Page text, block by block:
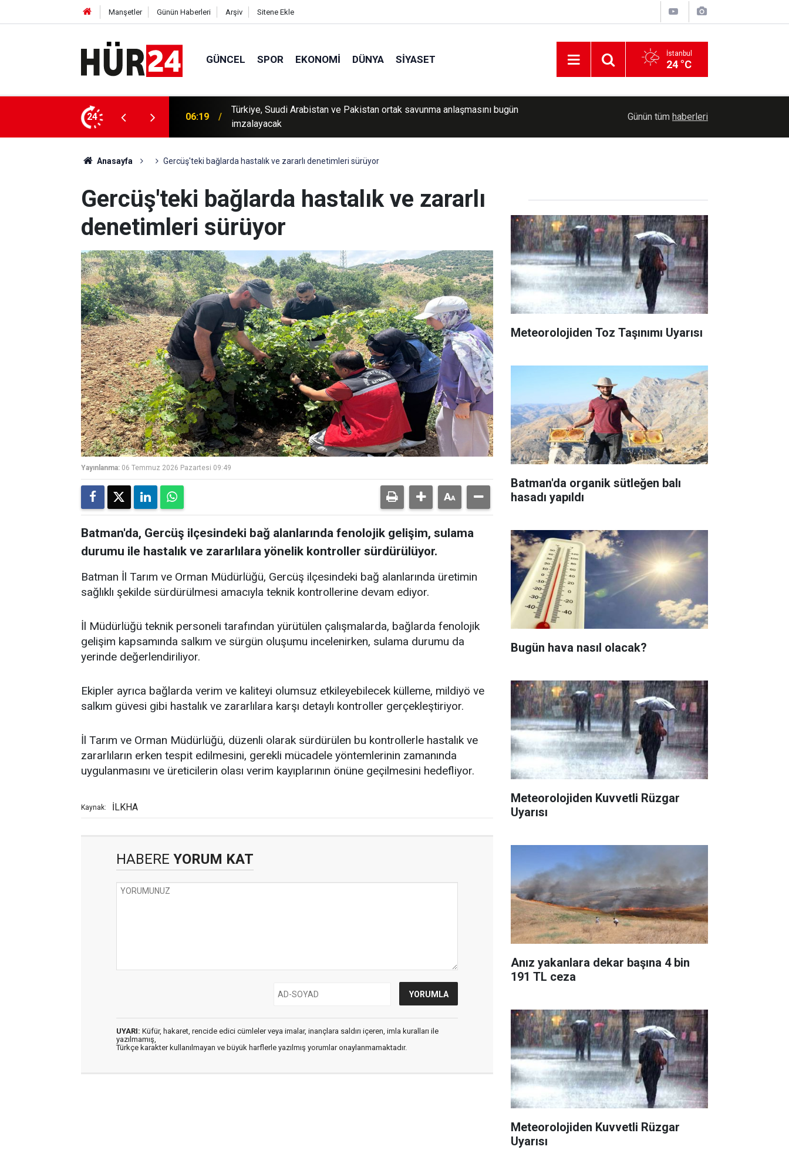
Manşetler Günün Haberleri Arşiv Sitene Ekle
GÜNCEL SPOR EKONOMI DÜNYA SIYASET İstanbul
24 °C
24
ortak savunma anlaşmasını bugün
01:32 Erzurum Adliyesinin arşiv katında çıkan yangın söndürüldü
hayatını kaybetti
Günün tüm haberleri
Anasayfa Gercüş'teki bağlarda hastalık ve zararlı denetimleri sürüyor
Gercüş'teki bağlarda hastalık ve zararlı
denetimleri sürüyor
Yayınlanma: 06 Temmuz 2026 Pazartesi 09:49
Batman'da, Gercüş ilçesindeki bağ alanlarında fenolojik gelişim, sulama
durumu ile hastalık ve zararlılara yönelik kontroller sürdürülüyor.
Batman İl Tarım ve Orman Müdürlüğü, Gercüş ilçesindeki bağ alanlarında üretimin
sağlıklı şekilde sürdürülmesi amacıyla teknik kontrollerine devam ediyor.
İl Müdürlüğü teknik personeli tarafından yürütülen çalışmalarda, bağlarda fenolojik
gelişim kapsamında salkım ve sürgün oluşumu incelenirken, sulama durumu da
yerinde değerlendiriliyor.
Ekipler ayrıca bağlarda verim ve kaliteyi olumsuz etkileyebilecek külleme, mildiyö ve
salkım güvesi gibi hastalık ve zararlılara karşı detaylı kontroller gerçekleştiriyor.
İl Tarım ve Orman Müdürlüğü, düzenli olarak sürdürülen bu kontrollerle hastalık ve
zararlıların erken tespit edilmesini, gerekli mücadele yöntemlerinin zamanında
uygulanmasını ve üreticilerin olası verim kayıplarının önüne geçilmesini hedefliyor.
Kaynak: İLKHA
HABERE YORUM KAT
UYARI: Küfür, hakaret, rencide edici cümleler veya imalar, inançlara saldırı içeren, imla kuralları ile
yazılmamış,
Türkçe karakter kullanılmayan ve büyük harflerle yazılmış yorumlar onaylanmamaktadır.
Meteorolojiden Toz Taşınımı Uyarısı
Batman'da organik sütleğen balı
hasadı yapıldı
Bugün hava nasıl olacak?
Meteorolojiden Kuvvetli Rüzgar
Uyarısı
Anız yakanlara dekar başına 4 bin
191 TL ceza
Meteorolojiden Kuvvetli Rüzgar
Uyarısı